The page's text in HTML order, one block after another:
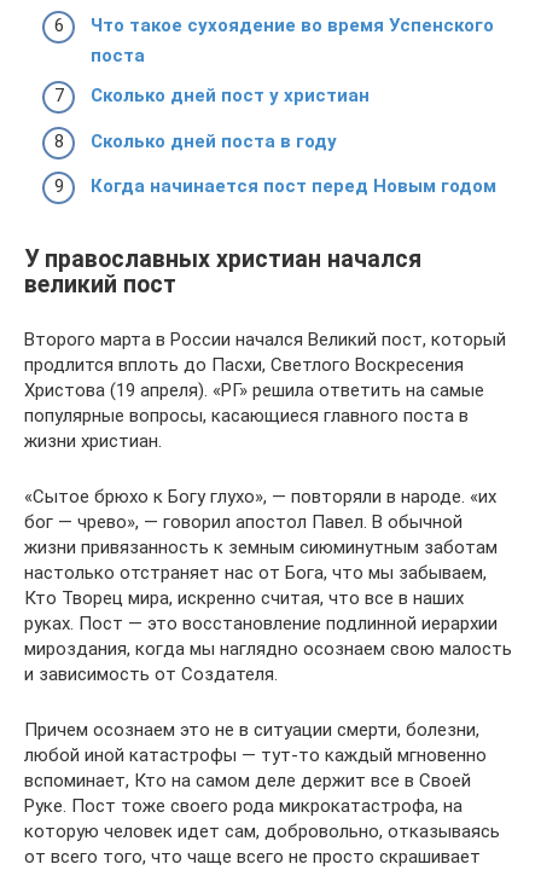
Что такое сухоядение во время Успенского
поста
Сколько дней пост у христиан
Сколько дней поста в году
Когда начинается пост перед Новым годом
У православных христиан начался
великий пост
Второго марта в России начался Великий пост, который
продлится вплоть до Пасхи, Светлого Воскресения
Христова (19 апреля). «РГ» решила ответить на самые
популярные вопросы, касающиеся главного поста в
жизни христиан.
«Сытое брюхо к Богу глухо», — повторяли в народе. «их
бог — чрево», — говорил апостол Павел. В обычной
жизни привязанность к земным сиюминутным заботам
настолько отстраняет нас от Бога, что мы забываем,
Кто Творец мира, искренно считая, что все в наших
руках. Пост — это восстановление подлинной иерархии
мироздания, когда мы наглядно осознаем свою малость
и зависимость от Создателя.
Причем осознаем это не в ситуации смерти, болезни,
любой иной катастрофы — тут-то каждый мгновенно
вспоминает, Кто на самом деле держит все в Своей
Руке. Пост тоже своего рода микрокатастрофа, на
которую человек идет сам, добровольно, отказываясь
от всего того, что чаще всего не просто скрашивает